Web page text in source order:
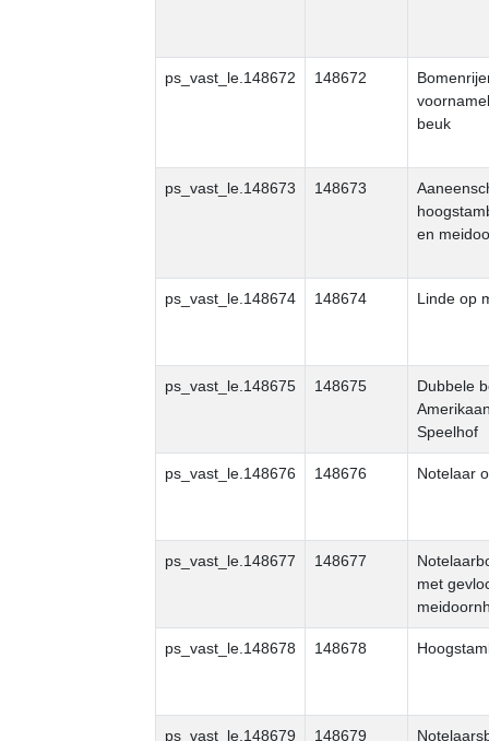
ps_vast_le.148672 148672
beuk
ps_vast_le.148673 148673
en
ps_vast_le.148674 148674 Linde op
ps_vast_le.148675 148675
Dubbele
Speelhof
ps_vast_le.148676 148676 Notelaar
ps_vast_le.148677 148677
met
ps_vast_le.148678 148678
ps_vast_le.148679 148679